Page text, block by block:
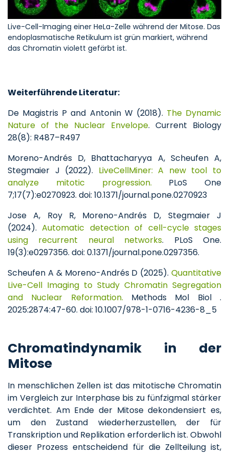
Live-Cell-Imaging einer HeLa-Zelle während der Mitose. Das
endoplasmatische Retikulum ist grün markiert, während
das Chromatin violett gefärbt ist.
Weiterführende Literatur:
De Magistris P and Antonin W (2018). The Dynamic
Nature of the Nuclear Envelope. Current Biology
28(8): R487–R497
Moreno-Andrés D, Bhattacharyya A, Scheufen A,
Stegmaier J (2022). LiveCellMiner: A new tool to
analyze mitotic progression. PLoS One
7;17(7):e0270923. doi: 10.1371/journal.pone.0270923
Jose A, Roy R, Moreno-Andrés D, Stegmaier J
(2024).Automatic detection of cell-cycle stages
using recurrent neural networks. PLoS One.
19(3):e0297356. doi: 0.1371/journal.pone.0297356.
Scheufen A & Moreno-Andrés D (2025). Quantitative
Live-Cell Imaging to Study Chromatin Segregation
and Nuclear Reformation. Methods Mol Biol .
2025:2874:47-60. doi: 10.1007/978-1-0716-4236-8_5
Chromatindynamik in der
Mitose
In menschlichen Zellen ist das mitotische Chromatin
im Vergleich zur Interphase bis zu fünfzigmal stärker
verdichtet. Am Ende der Mitose dekondensiert es,
um den Zustand wiederherzustellen, der für
Transkription und Replikation erforderlich ist. Obwohl
dieser Prozess entscheidend für die Zellteilung ist,